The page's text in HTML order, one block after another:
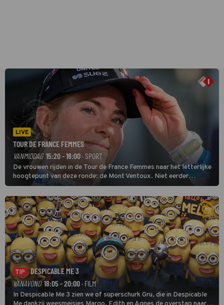
LIVE
TOUR DE FRANCE FEMMES
VANMIDDAG 15:20 - 18:00 · SPORT
De vrouwen rijden in de Tour de France Femmes naar het letterlijke
hoogtepunt van deze ronde: de Mont Ventoux. Niet eerder
finishten de vrouwen voor deze koers op deze kale col uit de
buitencategorie. De aanloop naar de slotklim is vlak.
TIP
DESPICABLE ME 3
VANAVOND 18:05 - 20:00· FILM
In Despicable Me 3 zien we of superschurk Gru, die in Despicable